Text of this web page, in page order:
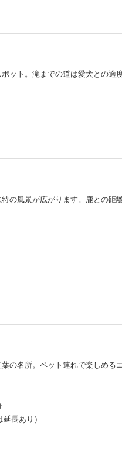
ット。滝までの道は愛犬との
の風景が広がります。鹿との
の名所。ペット連れで楽しめ
長あり）